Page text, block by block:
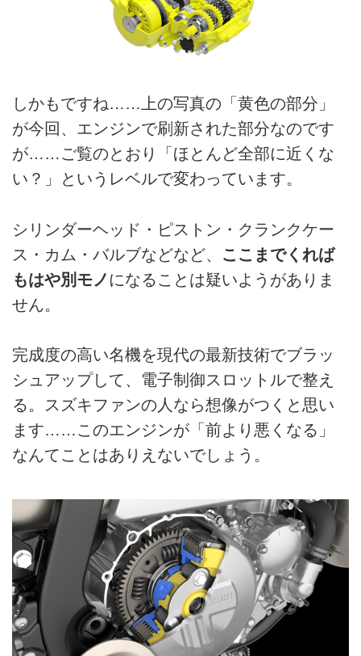
しかもですね……上の写真の「黄色の部分」
が今回、エンジンで刷新された部分なのです
が……ご覧のとおり「ほとんど全部に近くな
い？」というレベルで変わっています。
シリンダーヘッド・ピストン・クランクケー
ス・カム・バルブなどなど、 ここまでくれば
もはや別モノ になることは疑いようがありま
せん。
完成度の高い名機を現代の最新技術でブラッ
シュアップして、電子制御スロットルで整え
る。スズキファンの人なら想像がつくと思い
ます……このエンジンが「前より悪くなる」
なんてことはありえないでしょう。